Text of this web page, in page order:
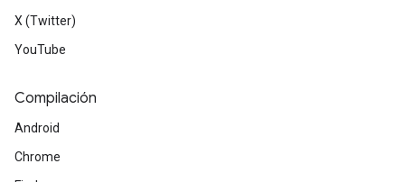
X (Twitter)
YouTube
Compilación
Android
Chrome